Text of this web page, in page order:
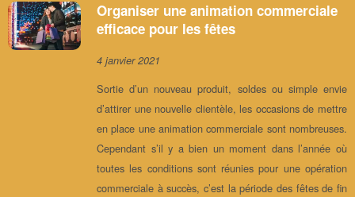
Organiser une animation commerciale
efficace pour les fêtes
4 janvier 2021
Sortie d’un nouveau produit, soldes ou simple envie
d’attirer une nouvelle clientèle, les occasions de mettre
en place une animation commerciale sont nombreuses.
Cependant s’il y a bien un moment dans l’année où
toutes les conditions sont réunies pour une opération
commerciale à succès, c’est la période des fêtes de fin